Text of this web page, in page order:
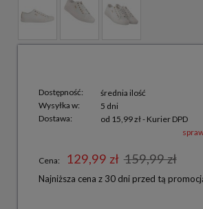
Dostępność:
średnia ilość
Wysyłka w:
5 dni
Dostawa:
od 15,99 zł- Kurier DPD
Cena: 129,99 zł 159,99 zł
Najniższa cena z 30 dni przed tą